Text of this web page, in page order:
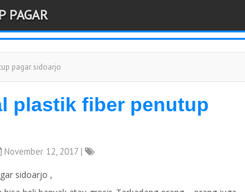
PAGAR
pagar sidoarjo
plastik fiber penutup
November 12, 2017 |
sidoarjo ,